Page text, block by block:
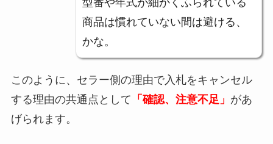
商品は慣れていない間は避ける、
かな。
このように、セラー側の理由で入札をキャンセル
する理由の共通点として 「確認、注意不足」 があ
げられます。